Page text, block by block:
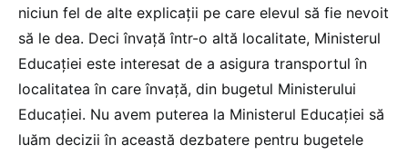
niciun fel de alte explicații pe care elevul să fie nevoit
să le dea. Deci învață într-o altă localitate, Ministerul
Educației este interesat de a asigura transportul în
localitatea în care învață, din bugetul Ministerului
Educației. Nu avem puterea la Ministerul Educației să
luăm decizii în această dezbatere pentru bugetele